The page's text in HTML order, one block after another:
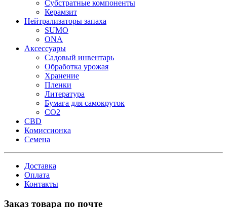
Субстратные компоненты
Керамзит
Нейтрализаторы запаха
SUMO
ONA
Аксессуары
Садовый инвентарь
Обработка урожая
Хранение
Пленки
Литература
Бумага для самокруток
CO2
CBD
Комисcионка
Семена
Доставка
Оплата
Контакты
Заказ товара по почте